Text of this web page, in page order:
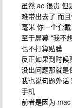
虽然 ac 很贵 但
难带出去了 而
毫米 你一个套
至于屏幕 "我不
也不打算贴膜
反正如果到时候
没出问题那就是
我也说句题外话
手机
前者是因为